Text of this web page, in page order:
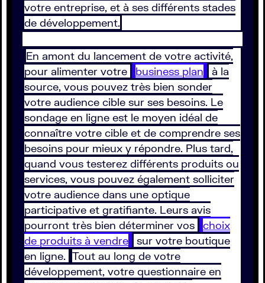
votre entreprise, et à ses différents stades
de développement.
En amont du lancement de votre activité,
pour alimenter votre
business plan
à la
source, vous pouvez très bien sonder
votre audience cible sur ses besoins. Le
sondage en ligne est le moyen idéal de
connaître votre cible et de comprendre ses
besoins pour mieux y répondre. Plus tard,
quand vous testerez différents produits ou
services, vous pouvez également solliciter
votre audience dans une optique
participative et gratifiante. Leurs avis
pourront très bien déterminer vos
choix
de produits à vendre
sur votre boutique
en ligne. Tout au long de votre
développement, votre questionnaire en